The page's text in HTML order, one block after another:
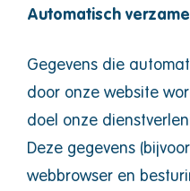
Automatisch
Gegevens die
door onze website
doel onze
Deze gegevens
webbrowser en